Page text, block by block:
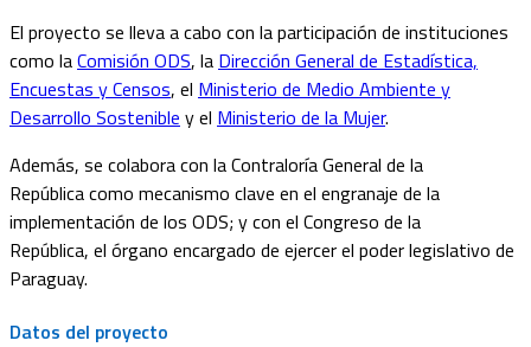
El proyecto se lleva a cabo con la participación de instituciones
como laComisión ODS, la Dirección General de Estadística,
Encuestas y Censos, el Ministerio de Medio Ambiente y
Desarrollo Sostenible y el Ministerio de la Mujer.
Además, se colaboracon laContraloría General de la
Repúblicacomo mecanismo clave en el engranaje de la
implementación de los ODS; y con el Congreso de la
República, el órgano encargado de ejercer el poder legislativo de
Paraguay.
Datos del proyecto